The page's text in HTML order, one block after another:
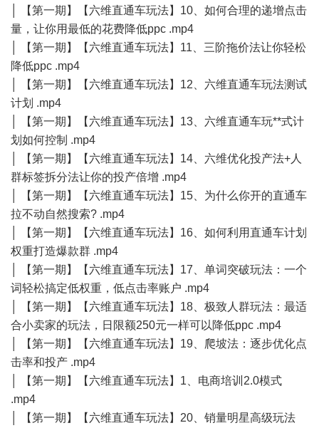
│ 【第一期】【六维直通车玩法】10、如何合理的递增点击
量，让你用最低的花费降低ppc .mp4
│ 【第一期】【六维直通车玩法】11、三阶拖价法让你轻松
降低ppc .mp4
│ 【第一期】【六维直通车玩法】12、六维直通车玩法测试
计划 .mp4
│ 【第一期】【六维直通车玩法】13、六维直通车玩**式计
划如何控制 .mp4
│ 【第一期】【六维直通车玩法】14、六维优化投产法+人
群标签拆分法让你的投产倍增 .mp4
│ 【第一期】【六维直通车玩法】15、为什么你开的直通车
拉不动自然搜索? .mp4
│ 【第一期】【六维直通车玩法】16、如何利用直通车计划
权重打造爆款群 .mp4
│ 【第一期】【六维直通车玩法】17、单词突破玩法：一个
词轻松搞定低权重，低点击率账户 .mp4
│ 【第一期】【六维直通车玩法】18、极致人群玩法：最适
合小卖家的玩法，日限额250元一样可以降低ppc .mp4
│ 【第一期】【六维直通车玩法】19、爬坡法：逐步优化点
击率和投产 .mp4
│ 【第一期】【六维直通车玩法】1、电商培训2.0模式
.mp4
│ 【第一期】【六维直通车玩法】20、销量明星高级玩法